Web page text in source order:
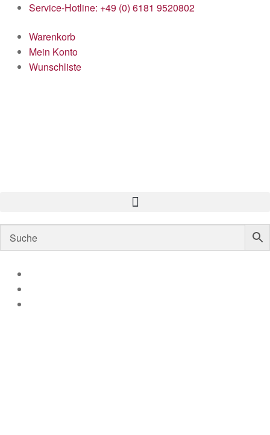
Service-Hotline: +49 (0) 6181 9520802
Warenkorb
Mein Konto
Wunschliste